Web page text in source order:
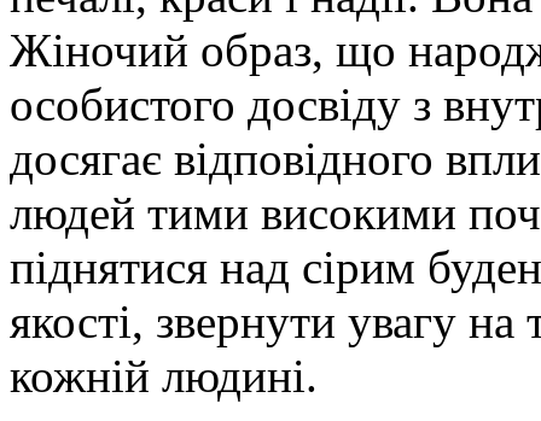
Жіночий образ, що
особистого досвіду з
досягає відповідного
людей тими високими
піднятися над сірим
якості, звернути увагу
кожній людині.